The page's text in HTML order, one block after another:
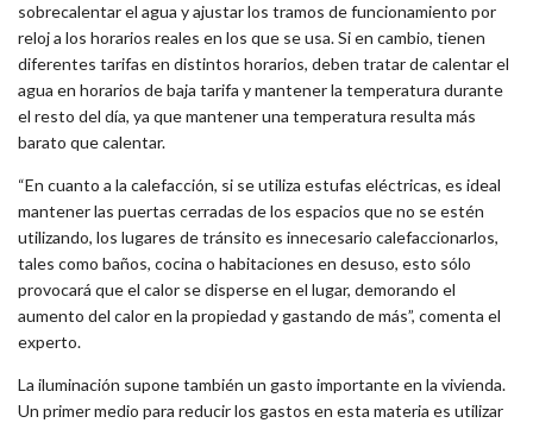
sobrecalentar el agua y ajustar los tramos de funcionamiento por
reloj a los horarios reales en los que se usa. Si en cambio, tienen
diferentes tarifas en distintos horarios, deben tratar de calentar el
agua en horarios de baja tarifa y mantener la temperatura durante
el resto del día, ya que mantener una temperatura resulta más
barato que calentar.
“En cuanto a la calefacción, si se utiliza estufas eléctricas, es ideal
mantener las puertas cerradas de los espacios que no se estén
utilizando, los lugares de tránsito es innecesario calefaccionarlos,
tales como baños, cocina o habitaciones en desuso, esto sólo
provocará que el calor se disperse en el lugar, demorando el
aumento del calor en la propiedad y gastando de más”, comenta el
experto.
La iluminación supone también un gasto importante en la vivienda.
Un primer medio para reducir los gastos en esta materia es utilizar